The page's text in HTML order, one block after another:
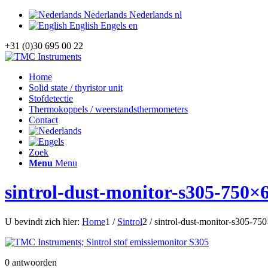
Nederlands Nederlands nl
English Engels en
+31 (0)30 695 00 22
Home
Solid state / thyristor unit
Stofdetectie
Thermokoppels / weerstandsthermometers
Contact
Zoek
Menu Menu
sintrol-dust-monitor-s305-
U bevindt zich hier: Home1 / Sintrol2 / sintrol-dust-monitor-s305-
0 antwoorden